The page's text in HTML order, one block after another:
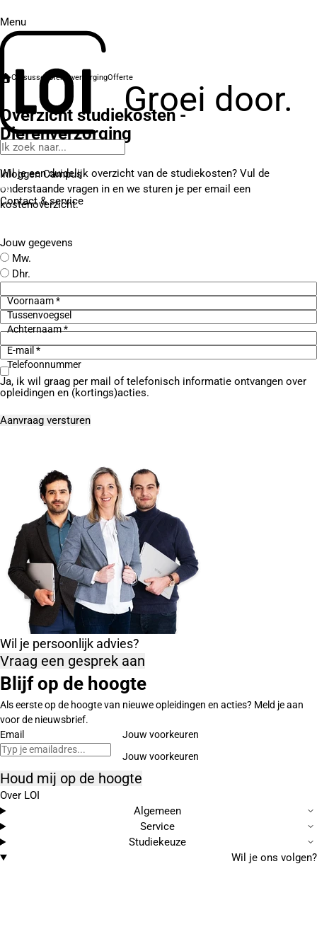
Menu
Groei door.
Inloggen Campus
Contact& service
Cursussen DierenverzorgingOfferte
Overzicht studiekosten -
Dierenverzorging
Wil je een duidelijk overzicht van de studiekosten? Vul de
onderstaande vragen in en we sturen je per email een
kostenoverzicht.
Jouw gegevens
Mw.
Dhr.
Voornaam *
Tussenvoegsel
Achternaam *
E-mail *
Telefoonnummer
Ja, ik wil graag per mail of telefonisch informatie ontvangen over
opleidingen en (kortings)acties.
Wil je persoonlijk advies?
Vraag een gesprek aan
Blijf op de hoogte
Als eerste op de hoogte van nieuwe opleidingen en acties? Meld je aan
voor de nieuwsbrief.
Email
Jouw voorkeuren
Houd mij op de hoogte
Over LOI
Algemeen
Service
Studiekeuze
Wil je ons volgen?